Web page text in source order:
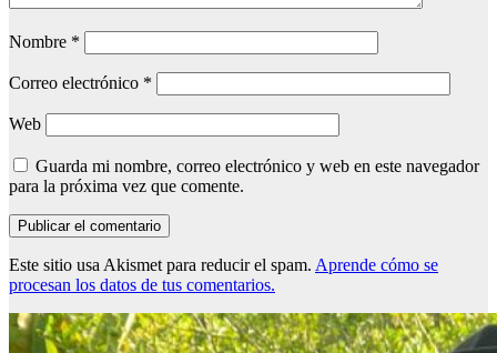
Nombre *
Correo electrónico *
Web
Guarda mi nombre, correo electrónico y web en este navegador
para la próxima vez que comente.
Este sitio usa Akismet para reducir el spam. Aprende cómo se
procesan los datos de tus comentarios.